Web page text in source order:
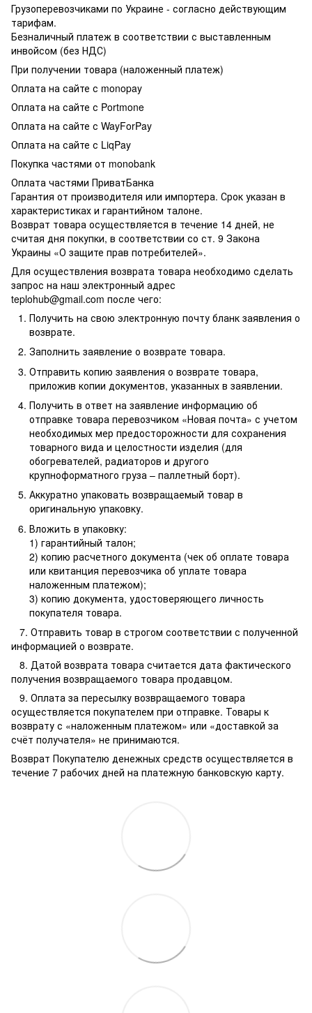
Грузоперевозчиками по Украине - согласно действующим
тарифам.
Безналичный платеж в соответствии с выставленным
инвойсом (без НДС)
При получении товара (наложенный платеж)
Оплата на сайте с monopay
Оплата на сайте с Portmone
Оплата на сайте с WayForPay
Оплата на сайте с LiqPay
Покупка частями от monobank
Оплата частями ПриватБанка
Гарантия от производителя или импортера. Срок указан в
характеристиках и гарантийном талоне.
Возврат товара осуществляется в течение 14 дней, не
считая дня покупки, в соответствии со ст. 9 Закона
Украины «О защите прав потребителей».
Для осуществления возврата товара необходимо сделать
запрос на наш электронный адрес
teplohub@gmail.com после чего:
Получить на свою электронную почту бланк заявления о
возврате.
Заполнить заявление о возврате товара.
Отправить копию заявления о возврате товара,
приложив копии документов, указанных в заявлении.
Получить в ответ на заявление информацию об
отправке товара перевозчиком «Новая почта» с учетом
необходимых мер предосторожности для сохранения
товарного вида и целостности изделия (для
обогревателей, радиаторов и другого
крупноформатного груза – паллетный борт).
Аккуратно упаковать возвращаемый товар в
оригинальную упаковку.
Вложить в упаковку:
1) гарантийный талон;
2) копию расчетного документа (чек об оплате товара
или квитанция перевозчика об уплате товара
наложенным платежом);
3) копию документа, удостоверяющего личность
покупателя товара.
7. Отправить товар в строгом соответствии с полученной
информацией о возврате.
8. Датой возврата товара считается дата фактического
получения возвращаемого товара продавцом.
9. Оплата за пересылку возвращаемого товара
осуществляется покупателем при отправке. Товары к
возврату с «наложенным платежом» или «доставкой за
счёт получателя» не принимаются.
Возврат Покупателю денежных средств осуществляется в
течение 7 рабочих дней на платежную банковскую карту.